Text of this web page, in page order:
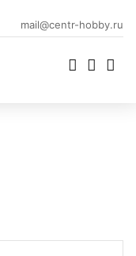
mail@centr-hobby.ru